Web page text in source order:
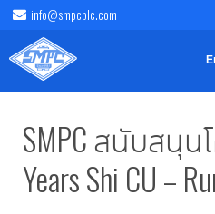
info@smpcplc.com
SMPC สนับสนุน
Years Shi CU –